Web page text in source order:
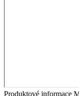
Produktové informace